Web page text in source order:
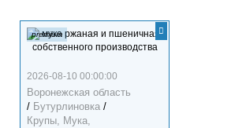
premium
2026-08-10 00:00:00
Воронежская область
/ Бутурлиновка /
Крупы, Мука,